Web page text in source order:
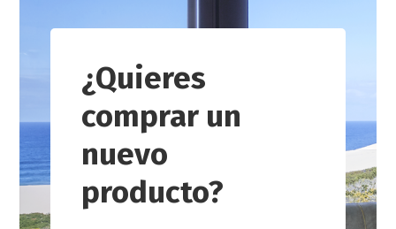
¿Quieres
comprar un
nuevo
producto?